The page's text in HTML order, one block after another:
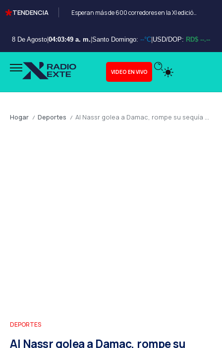
TENDENCIA Esperan más de 600 corredores en la XI edición del Bayahibe 10K
8 De Agosto 04:03:50 a. m. Santo Domingo: --°C USD/DOP: RD$ --.--
VIDEO EN VIVO
Hogar / Deportes / Al Nassr golea a Damac, rompe su sequía y se corona campeón de la Liga Saudí con doblete de Cristiano Ronaldo
DEPORTES
Al Nassr golea a Damac, rompe su